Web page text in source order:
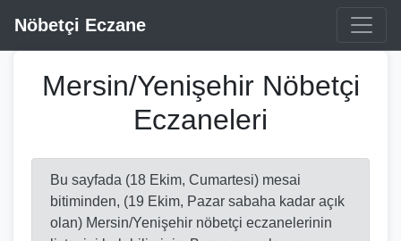
Nöbetçi Eczane
Mersin/Yenişehir Nöbetçi
Eczaneleri
Bu sayfada (18 Ekim, Cumartesi) mesai
bitiminden, (19 Ekim, Pazar sabaha kadar açık
olan) Mersin/Yenişehir nöbetçi eczanelerinin